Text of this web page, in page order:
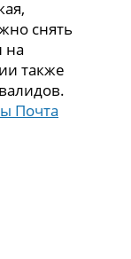
снять
на
также
Почта